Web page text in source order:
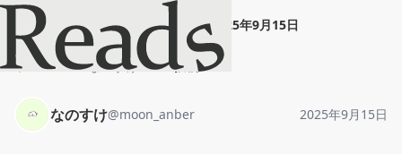
なのすけ"生殖記" 2025年9月15日
ホーム なのすけ 投稿
なのすけ@moon_anber 2025年9月15日